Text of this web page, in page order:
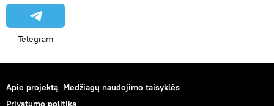
Telegram
Apie projektą Medžiagų naudojimo taisyklės